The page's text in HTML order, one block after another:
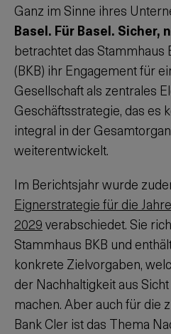
Ganz im Sinne ihres
Basel. Für Basel. Sicher,
betrachtet das Stammhaus
(BKB) ihr Engagement für
Gesellschaft als zentrales
Geschäftsstrategie, das es
integral in der
weiterentwickelt.
Im Berichtsjahr wurde
Eignerstrategie für die
2029verabschiedet. Sie
Stammhaus BKB und
konkrete Zielvorgaben,
der Nachhaltigkeit aus
machen. Aber auch für die
Bank Cler ist das Thema